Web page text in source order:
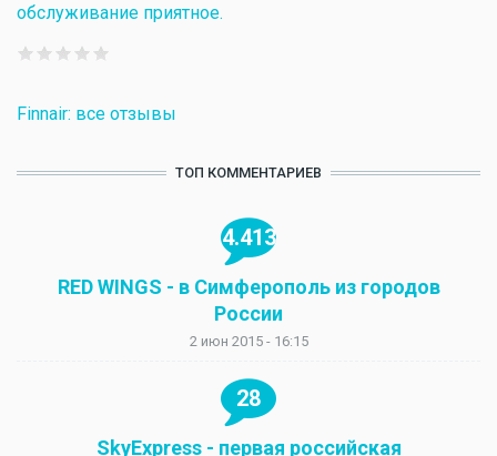
обслуживание приятное.
Finnair: все отзывы
ТОП КОММЕНТАРИЕВ
4.413
RED WINGS - в Симферополь из городов
России
2 июн 2015 - 16:15
28
SkyExpress - первая российская